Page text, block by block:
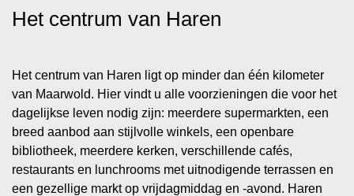
Het centrum van Haren
Het centrum van Haren ligt op minder dan één kilometer
van Maarwold. Hier vindt u alle voorzieningen die voor het
dagelijkse leven nodig zijn: meerdere supermarkten, een
breed aanbod aan stijlvolle winkels, een openbare
bibliotheek, meerdere kerken, verschillende cafés,
restaurants en lunchrooms met uitnodigende terrassen en
een gezellige markt op vrijdagmiddag en -avond. Haren